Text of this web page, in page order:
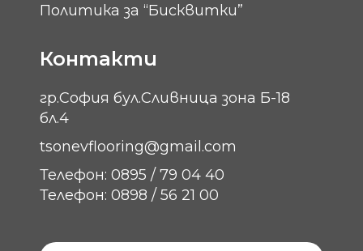
Политика за “Бисквитки”
Контакти
гр.София бул.Сливница зона Б-18
бл.4
tsonevflooring@gmail.com
Телефон: 0895 / 79 04 40
Телефон: 0898 / 56 21 00